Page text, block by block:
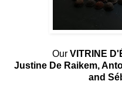
Our VITRINE
Justine De Raikem,
and